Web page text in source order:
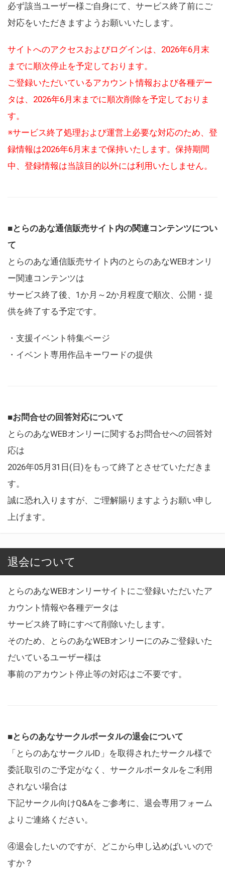
必ず該当ユーザー様ご自身にて、サービス終了前にご
対応をいただきますようお願いいたします。
サイトへのアクセスおよびログインは、2026年6月末
までに順次停止を予定しております。
ご登録いただいているアカウント情報および各種デー
タは、2026年6月末までに順次削除を予定しておりま
す。
※サービス終了処理および運営上必要な対応のため、登
録情報は2026年6月末まで保持いたします。保持期間
中、登録情報は当該目的以外には利用いたしません。
■とらのあな通信販売サイト内の関連コンテンツについ
て
とらのあな通信販売サイト内のとらのあなWEBオンリ
ー関連コンテンツは
サービス終了後、1か月～2か月程度で順次、公開・提
供を終了する予定です。
・支援イベント特集ページ
・イベント専用作品キーワードの提供
■お問合せの回答対応について
とらのあなWEBオンリーに関するお問合せへの回答対
応は
2026年05月31日(日)をもって終了とさせていただきま
す。
誠に恐れ入りますが、ご理解賜りますようお願い申し
上げます。
退会について
とらのあなWEBオンリーサイトにご登録いただいたア
カウント情報や各種データは
サービス終了時にすべて削除いたします。
そのため、とらのあなWEBオンリーにのみご登録いた
だいているユーザー様は
事前のアカウント停止等の対応はご不要です。
■とらのあなサークルポータルの退会について
「とらのあなサークルID」を取得されたサークル様で
委託取引のご予定がなく、サークルポータルをご利用
されない場合は
下記サークル向けQ&Aをご参考に、退会専用フォーム
よりご連絡ください。
④退会したいのですが、どこから申し込めばいいので
すか？